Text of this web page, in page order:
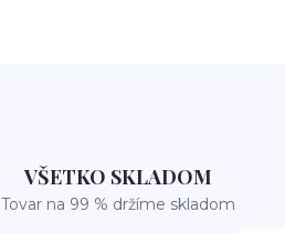
VŠETKO SKLADOM
Tovar na 99 % držíme skladom